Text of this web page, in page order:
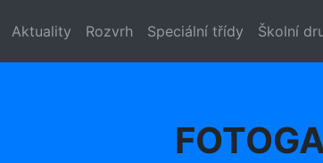
Aktuality Rozvrh Speciální třídy Školní